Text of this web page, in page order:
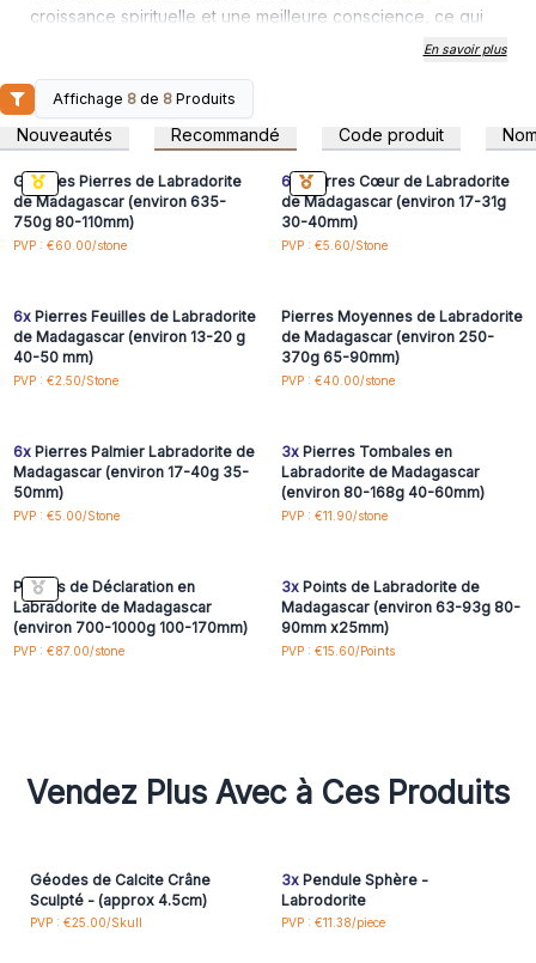
croissance spirituelle et une meilleure conscience, ce qui
en fait un favori pour la méditation, la guérison énergétique
cercles spirituels, ces pierres sont souvent utilisées en
méditation pour apaiser un esprit hyperactif et stimuler
l’imagination.
Les guérisseurs énergétiques apprécient la labradorite pour
sa capacité à équilibrer et à protéger l'aura, à améliorer les
capacités psychiques et à favoriser la guérison
émotionnelle.
avec une palette de couleurs fascinantes, principalement
des bleus et des verts, avec des éclats de jaune, d'orange
et de rouge. Cet attrait visuel dynamique les rend parfaits à
des fins décoratives, ajoutant une touche d'élégance
uniques à la revente ou à les intégrer dans des pratiques
holistiques, ces pierres sauront impressionner et offrir une
valeur durable.
offre.
En savoir plus
Affichage 8 de 8 Produits
Nouveautés Recommandé Code produit
Connectez-vous ou
inscrivez-vous pour
accéder aux prix de gros
Grandes Pierres de Labradorite
de Madagascar (environ 635-
750g 80-110mm)
PVP : €60.00/stone
inscrivez-vous pour
accéder aux prix de gros
6x Pierres Cœur de Labradorite
de Madagascar (environ 17-31g
30-40mm)
PVP : €5.60/Stone
Connectez-vous ou
6xPierres Feuilles de Labradorite
de Madagascar (environ 13-20 g
40-50 mm)
PVP : €2.50/Stone
Connectez-vous ou
Pierres Moyennes de Labradorite
de Madagascar (environ 250-
370g 65-90mm)
PVP : €40.00/stone
Connectez-vous ou
6xPierres Palmier Labradorite de
Madagascar (environ 17-40g 35-
50mm)
PVP : €5.00/Stone
Connectez-vous ou
3xPierres Tombales en
Labradorite de Madagascar
(environ 80-168g 40-60mm)
PVP : €11.90/stone
Connectez-vous ou
Pierres de Déclaration en
Labradorite de Madagascar
(environ 700-1000g 100-170mm)
PVP : €87.00/stone
Connectez-vous ou
3xPoints de Labradorite de
Madagascar (environ 63-93g 80-
90mm x25mm)
PVP : €15.60/Points
Vendez Plus Avec à Ces Produits
Géodes de Calcite Crâne
Sculpté - (approx 4.5cm)
PVP : €25.00/Skull
3xPendule Sphère -
Labrodorite
PVP : €11.38/piece